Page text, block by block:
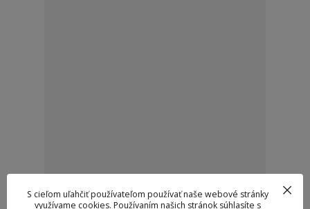
Protherm S1 zostava vodorovná 60/100 k ohrievaču
Kompletná sada oddymenia cez stenu určená pre
S cieľom uľahčiť používateľom používať naše webové stránky
využívame cookies. Používaním našich stránok súhlasíte s